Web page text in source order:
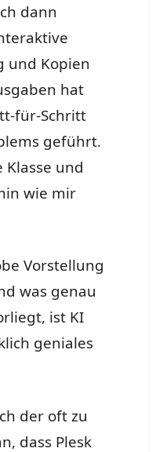
dann
und Kopien
hat
für-Schritt
geführt.
Klasse und
wie mir
Vorstellung
was genau
ist KI
geniales
der oft zu
dass Plesk